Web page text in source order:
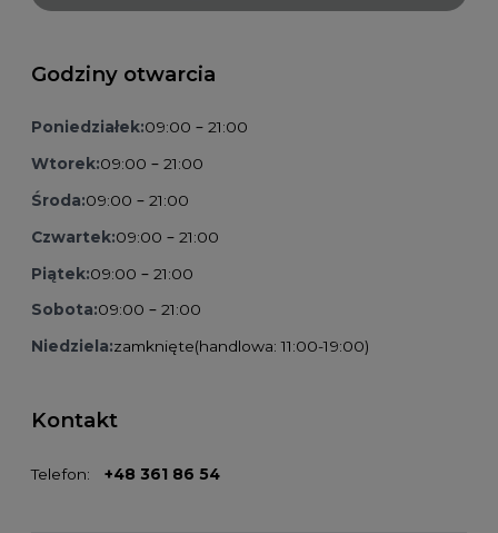
Godziny otwarcia
Poniedziałek:09:00 – 21:00
Wtorek:09:00 – 21:00
Środa:09:00 – 21:00
Czwartek:09:00 – 21:00
Piątek:09:00 – 21:00
Sobota:09:00 – 21:00
Niedziela:zamknięte(handlowa: 11:00-19:00)
Kontakt
Telefon: +48 361 86 54